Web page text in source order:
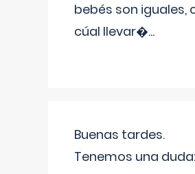
bebés son iguales,
cúal llevar�...
Buenas tardes.
Tenemos una